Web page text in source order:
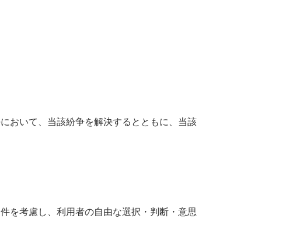
おいて、当該紛争を解決するとともに、当該
を考慮し、利用者の自由な選択・判断・意思